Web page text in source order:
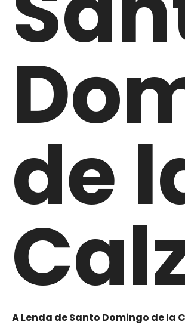
de
A Lenda de Santo Domingo de la